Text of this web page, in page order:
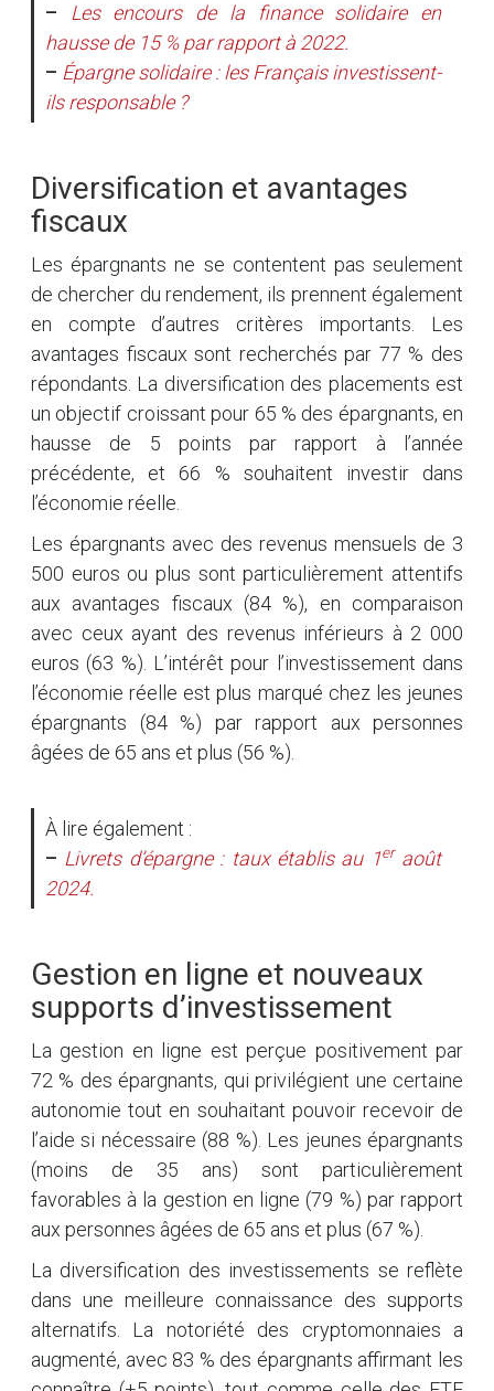
–
Les encours de la finance solidaire en
hausse de 15 % par rapport à 2022.
– Épargne solidaire : les Français investissent-
ils responsable ?
Diversification et avantages
fiscaux
Les épargnants ne se contentent pas seulement
de chercher du rendement, ils prennent également
en compte d’autres critères importants. Les
avantages fiscaux sont recherchés par 77 % des
répondants. La diversification des placements est
un objectif croissant pour 65 % des épargnants, en
hausse de 5 points par rapport à l’année
précédente, et 66 % souhaitent investir dans
l’économie réelle.
Les épargnants avec des revenus mensuels de 3
500 euros ou plus sont particulièrement attentifs
aux avantages fiscaux (84 %), en comparaison
avec ceux ayant des revenus inférieurs à 2 000
euros (63 %). L’intérêt pour l’investissement dans
l’économie réelle est plus marqué chez les jeunes
épargnants (84 %) par rapport aux personnes
âgées de 65 ans et plus (56 %).
À lire également :
– Livrets d’épargne : taux établis au 1eraoût
2024.
Gestion en ligne et nouveaux
supports d’investissement
La gestion en ligne est perçue positivement par
72 % des épargnants, qui privilégient une certaine
autonomie tout en souhaitant pouvoir recevoir de
l’aide si nécessaire (88 %). Les jeunes épargnants
(moins de 35 ans) sont particulièrement
favorables à la gestion en ligne (79 %) par rapport
aux personnes âgées de 65 ans et plus (67 %).
La diversification des investissements se reflète
dans une meilleure connaissance des supports
alternatifs. La notoriété des cryptomonnaies a
augmenté, avec 83 % des épargnants affirmant les